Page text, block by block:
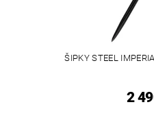
ŠIPKY STEEL
2